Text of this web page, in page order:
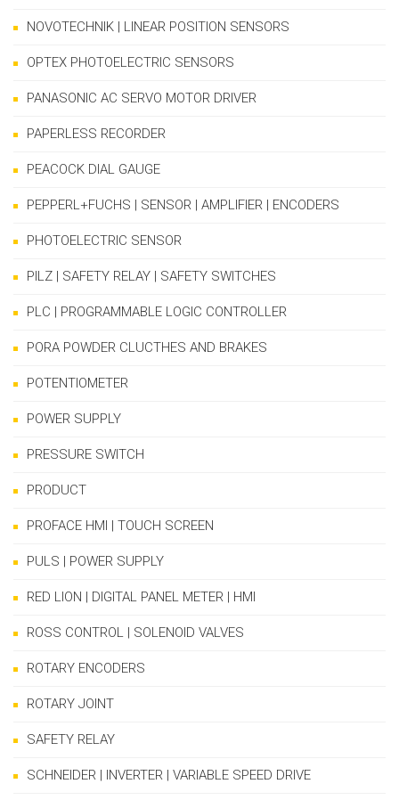
NOVOTECHNIK | LINEAR POSITION SENSORS
OPTEX PHOTOELECTRIC SENSORS
PANASONIC AC SERVO MOTOR DRIVER
PAPERLESS RECORDER
PEACOCK DIAL GAUGE
PEPPERL+FUCHS | SENSOR | AMPLIFIER | ENCODERS
PHOTOELECTRIC SENSOR
PILZ | SAFETY RELAY | SAFETY SWITCHES
PLC | PROGRAMMABLE LOGIC CONTROLLER
PORA POWDER CLUCTHES AND BRAKES
POTENTIOMETER
POWER SUPPLY
PRESSURE SWITCH
PRODUCT
PROFACE HMI | TOUCH SCREEN
PULS | POWER SUPPLY
RED LION | DIGITAL PANEL METER | HMI
ROSS CONTROL | SOLENOID VALVES
ROTARY ENCODERS
ROTARY JOINT
SAFETY RELAY
SCHNEIDER | INVERTER | VARIABLE SPEED DRIVE